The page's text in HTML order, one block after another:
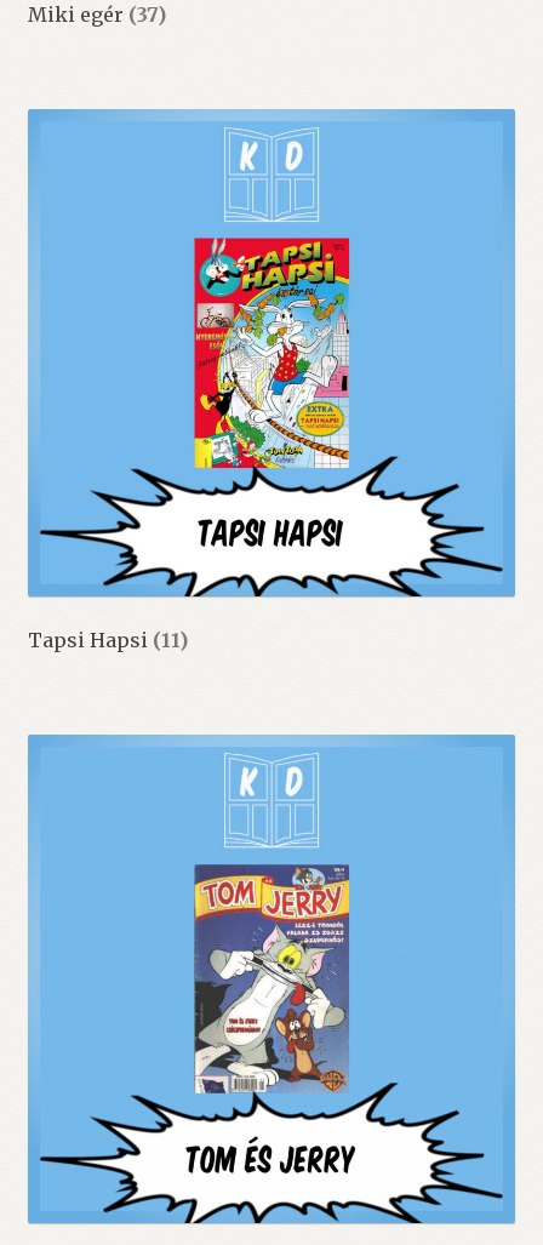
Miki egér (37)
Tapsi Hapsi (11)